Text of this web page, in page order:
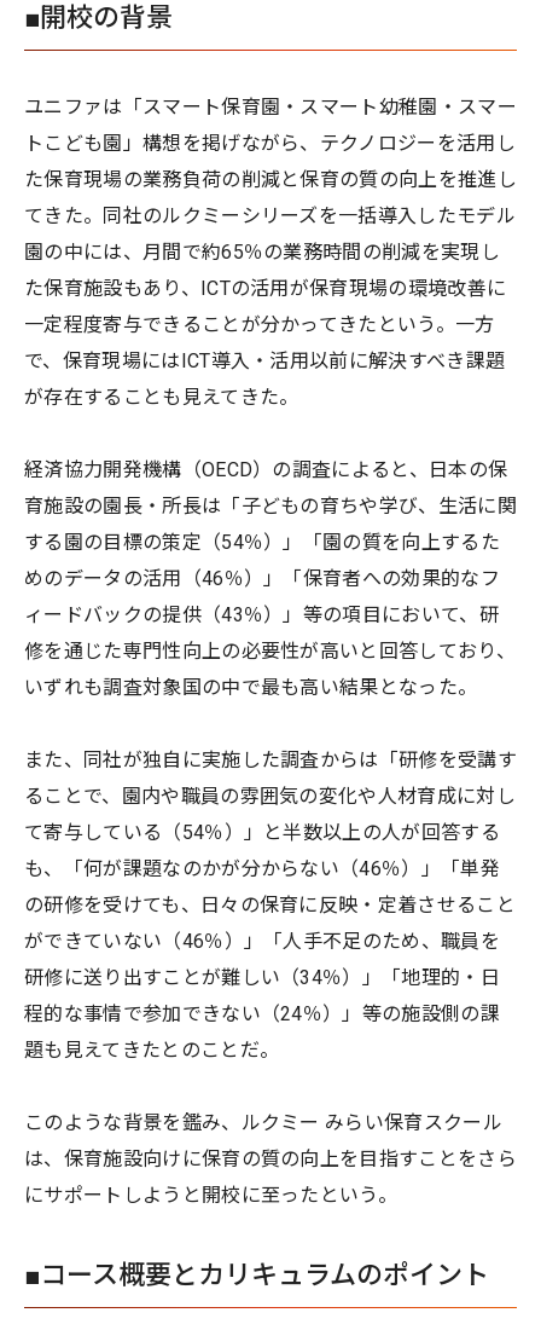
■開校の背景
ユニファは「スマート保育園・スマート幼稚園・スマー
トこども園」構想を掲げながら、テクノロジーを活用し
た保育現場の業務負荷の削減と保育の質の向上を推進し
てきた。同社のルクミーシリーズを一括導入したモデル
園の中には、月間で約65％の業務時間の削減を実現し
た保育施設もあり、ICTの活用が保育現場の環境改善に
一定程度寄与できることが分かってきたという。一方
で、保育現場にはICT導入・活用以前に解決すべき課題
が存在することも見えてきた。
経済協力開発機構（OECD）の調査によると、日本の保
育施設の園長・所長は「子どもの育ちや学び、生活に関
する園の目標の策定（54％）」「園の質を向上するた
めのデータの活用（46％）」「保育者への効果的なフ
ィードバックの提供（43％）」等の項目において、研
修を通じた専門性向上の必要性が高いと回答しており、
いずれも調査対象国の中で最も高い結果となった。
また、同社が独自に実施した調査からは「研修を受講す
ることで、園内や職員の雰囲気の変化や人材育成に対し
て寄与している（54％）」と半数以上の人が回答する
も、「何が課題なのかが分からない（46％）」「単発
の研修を受けても、日々の保育に反映・定着させること
ができていない（46％）」「人手不足のため、職員を
研修に送り出すことが難しい（34％）」「地理的・日
程的な事情で参加できない（24％）」等の施設側の課
題も見えてきたとのことだ。
このような背景を鑑み、ルクミー みらい保育スクール
は、保育施設向けに保育の質の向上を目指すことをさら
にサポートしようと開校に至ったという。
■コース概要とカリキュラムのポイント